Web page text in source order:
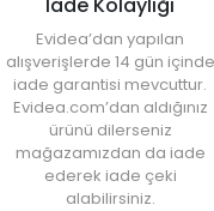
Evidea’dan yapılan
alışverişlerde 14 gün içinde
iade garantisi mevcuttur.
Evidea.com’dan aldığınız
ürünü dilerseniz
mağazamızdan da iade
ederek iade çeki
alabilirsiniz.